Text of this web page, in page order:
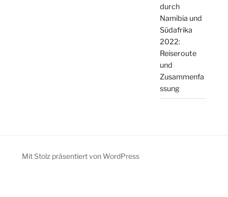
durch
Namibia und
Südafrika
2022:
Reiseroute
und
Zusammenfa
ssung
Mit Stolz präsentiert von WordPress